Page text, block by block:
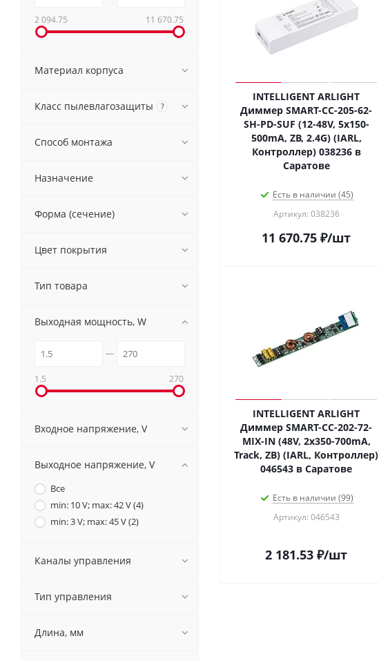
INTELLIGENT ARLIGHT
Диммер SMART-CC-205-62-
SH-PD-SUF (12-48V, 5x150-
500mA, ZB, 2.4G) (IARL,
Контроллер) 038236 в
Саратове
Есть в наличии (45)
Артикул: 038236
11 670.75 ₽/шт
INTELLIGENT ARLIGHT
Диммер SMART-CC-202-72-
MIX-IN (48V, 2x350-700mA,
Track, ZB) (IARL, Контроллер)
046543 в Саратове
Есть в наличии (99)
Артикул: 046543
2 181.53 ₽/шт
2 094.75 11 670.75
Материал корпуса
Класс пылевлагозащиты ?
Способ монтажа
Назначение
Форма (сечение)
Цвет покрытия
Тип товара
Выходная мощность, W
1.5 270
Входное напряжение, V
Выходное напряжение, V
Все
min: 10 V; max: 42 V (4)
min: 3 V; max: 45 V (2)
Каналы управления
Тип управления
Длина, мм